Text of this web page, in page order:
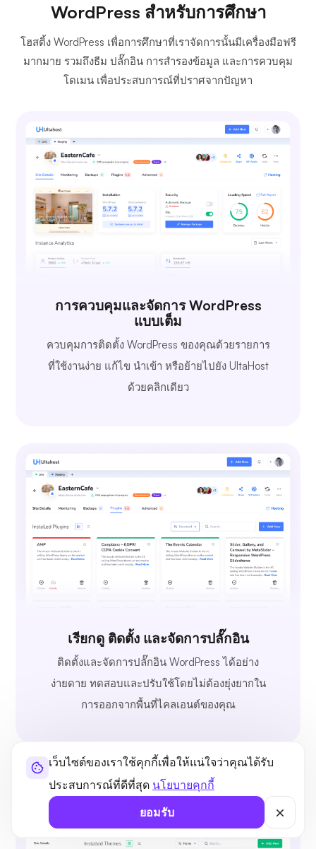
เว็บไซต์ของเราใช้คุกกี้เพื่อให้แน่ใจว่าคุณได้รับ
ประสบการณ์ที่ดีที่สุด นโยบายคุกกี้
ยอมรับ
WordPress สำหรับการศึกษา
โฮสติ้ง WordPress เพื่อการศึกษาที่เราจัดการนั้นมีเครื่องมือฟรี
มากมาย รวมถึงธีม ปลั๊กอิน การสำรองข้อมูล และการควบคุม
โดเมน เพื่อประสบการณ์ที่ปราศจากปัญหา
การควบคุมและจัดการ WordPress
แบบเต็ม
ควบคุมการติดตั้ง WordPress ของคุณด้วยรายการ
ที่ใช้งานง่าย แก้ไข นำเข้า หรือย้ายไปยัง UltaHost
ด้วยคลิกเดียว
เรียกดู ติดตั้ง และจัดการปลั๊กอิน
ติดตั้งและจัดการปลั๊กอิน WordPress ได้อย่าง
ง่ายดาย ทดสอบและปรับใช้โดยไม่ต้องยุ่งยากใน
การออกจากพื้นที่ไคลเอนต์ของคุณ